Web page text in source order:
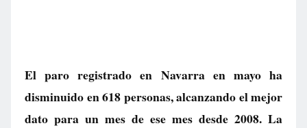
El paro registrado en Navarra en mayo ha
disminuido en 618 personas, alcanzando el mejor
dato para un mes de ese mes desde 2008. La